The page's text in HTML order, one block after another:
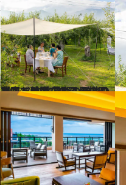
2023.7.1
週末だけ開店する果樹園レストラン 長野の“旬”の農園で 本格フレンチをいただく贅沢な休日
グルメ